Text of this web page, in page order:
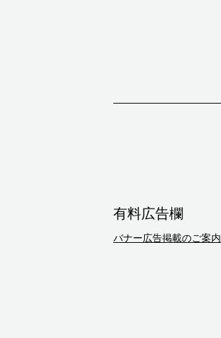
有料広告欄
バナー広告掲載のご案内